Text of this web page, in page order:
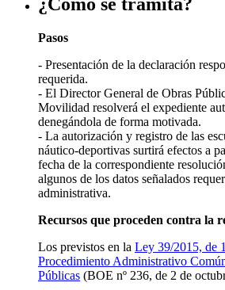
Pasos
- Presentación de la declaración
requerida.
- El Director General de Obras
Movilidad resolverá el expediente
denegándola de forma motivada.
- La autorización y registro de las
náutico-deportivas surtirá efectos a
fecha de la correspondiente
algunos de los datos señalados
administrativa.
Recursos que proceden contra la
Los previstos en la Ley 39/2015, de
Procedimiento Administrativo
Públicas (BOE nº 236, de 2 de